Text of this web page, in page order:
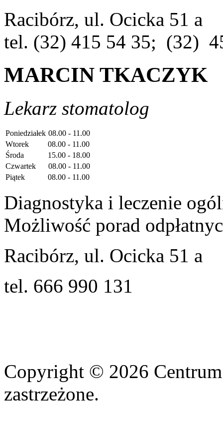
Racibórz, ul. Ocicka 51 a
tel. (32) 415 54 35; (32)
MARCIN TKACZYK
Lekarz stomatolog
Poniedziałek 08.00 - 11.00
Wtorek
08.00 - 11.00
Środa
15.00 - 18.00
Czwartek
08.00 - 11.00
Piątek
08.00 - 11.00
Diagnostyka i leczenie
Możliwość porad
Racibórz, ul. Ocicka 51 a
tel. 666 990 131
Copyright © 2026
zastrzeżone.